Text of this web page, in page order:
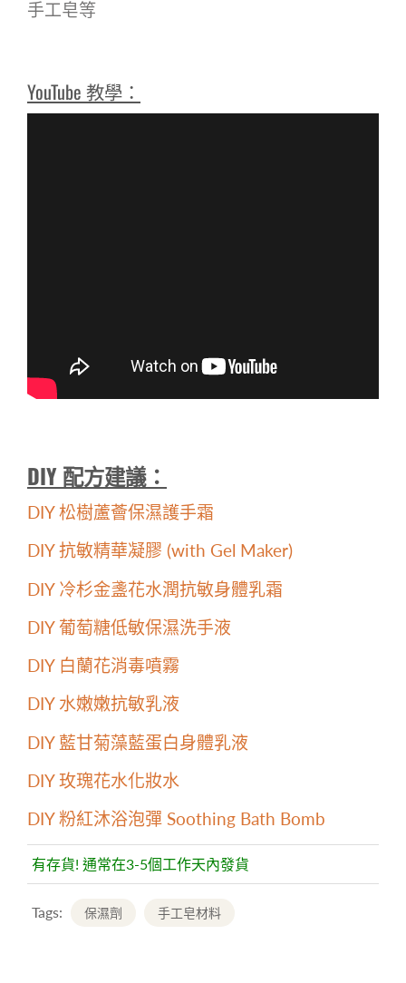
手工皂等
YouTube 教學：
DIY 配方建議：
DIY 松樹蘆薈保濕護手霜
DIY 抗敏精華凝膠 (with Gel Maker)
DIY 冷杉金盞花水潤抗敏身體乳霜
DIY 葡萄糖低敏保濕洗手液
DIY 白蘭花消毒噴霧
DIY 水嫩嫩抗敏乳液
DIY 藍甘菊藻藍蛋白身體乳液
DIY 玫瑰花水化妝水
DIY 粉紅沐浴泡彈 Soothing Bath Bomb
有存貨! 通常在3-5個工作天內發貨
Tags: 保濕劑 手工皂材料